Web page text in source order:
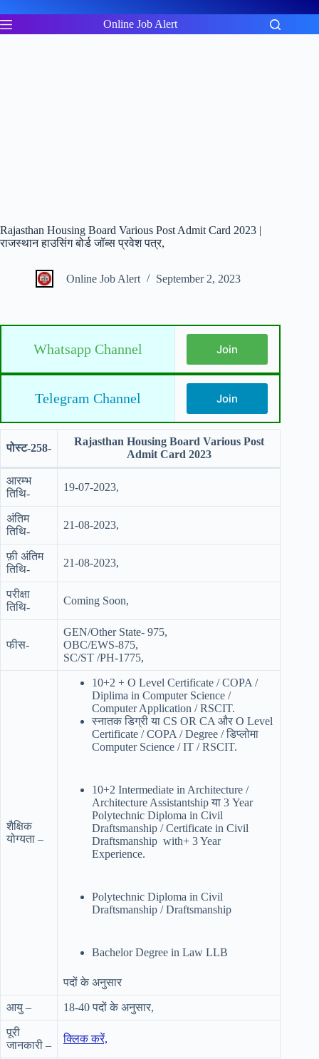
to
content
Online Job Alert
Rajasthan Housing Board Various Post Admit Card 2023 |
राजस्थान हाउसिंग बोर्ड जॉब्स प्रवेश पत्र,
Online Job Alert September 2, 2023
Whatsapp Channel Join
Telegram Channel Join
पोस्ट-258-
Rajasthan Housing Board Various Post
Admit Card 2023
आरम्भ
तिथि-
19-07-2023,
अंतिम
तिथि-
21-08-2023,
फ़ी अंतिम
तिथि-
21-08-2023,
परीक्षा
तिथि-
Coming Soon,
फीस-
GEN/Other State- 975,
OBC/EWS-875,
SC/ST /PH-1775,
शैक्षिक
योग्यता –
10+2 + O Level Certificate / COPA /
Diplima in Computer Science /
Computer Application / RSCIT.
स्नातक डिग्री या CS OR CA और O Level
Certificate / COPA / Degree / डिप्लोमा
Computer Science / IT / RSCIT.
10+2 Intermediate in Architecture /
Architecture Assistantship या 3 Year
Polytechnic Diploma in Civil
Draftsmanship / Certificate in Civil
Draftsmanship with+ 3 Year
Experience.
Polytechnic Diploma in Civil
Draftsmanship / Draftsmanship
Bachelor Degree in Law LLB
पदों के अनुसार
आयु – 18-40 पदों के अनुसार,
पूरी
जानकारी –
क्लिक करें,